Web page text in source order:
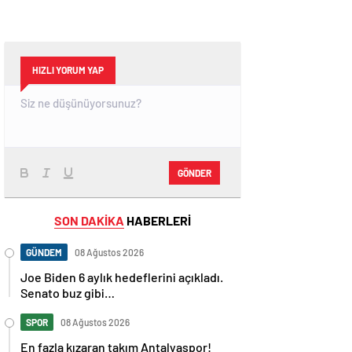
HIZLI YORUM YAP
GÖNDER
SON DAKİKA HABERLERİ
GÜNDEM 08 Ağustos 2026
Joe Biden 6 aylık hedeflerini açıkladı.
Senato buz gibi…
SPOR 08 Ağustos 2026
En fazla kızaran takım Antalyaspor!